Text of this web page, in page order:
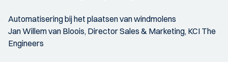
Automatisering bij het plaatsen van windmolens
Jan Willem van Bloois, Director Sales & Marketing, KCI The
Engineers